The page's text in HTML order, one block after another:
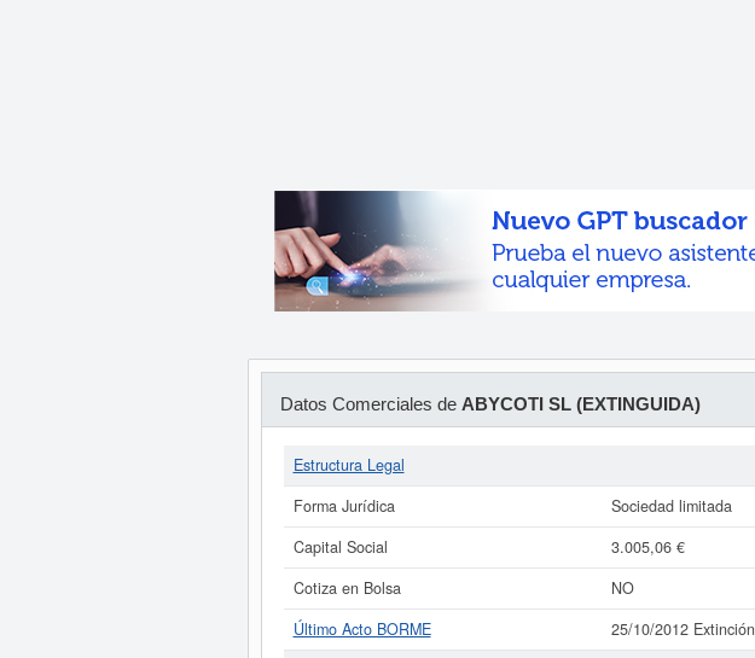
Datos Comerciales de ABYCOTI SL (EXTINGUIDA)
Estructura Legal
Forma Jurídica
Sociedad limitada
Capital Social
3.005,06 €
Cotiza en Bolsa
NO
Último Acto BORME
25/10/2012 Extinción